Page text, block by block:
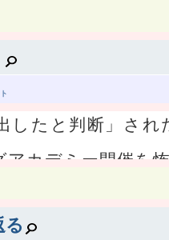
タップした人よ
てくれないかなぁ
は間違いなく特
とにウハウハ神
のが残念なところ
な？
コレのやる気も
が、そっちも最
と電話用にわけ
使用時間がほぼゼ
、ワサコレBAN
か？
グインも出来な
の処分を伝える
人のアップした
け停止かしら？
ん回し、最低ノ
はエナボ購入し
したと判断」さ
アカデミー開催を
はろくなの待機
だったのに、序